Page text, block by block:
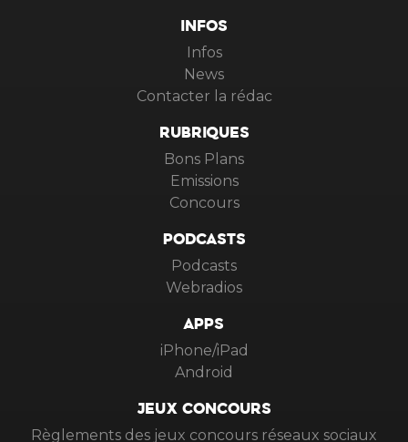
INFOS
Infos
News
Contacter la rédac
RUBRIQUES
Bons Plans
Emissions
Concours
PODCASTS
Podcasts
Webradios
APPS
iPhone/iPad
Android
JEUX CONCOURS
Règlements des jeux concours réseaux sociaux